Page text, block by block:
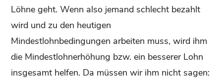
Löhne geht. Wenn also jemand schlecht bezahlt
wird und zu den heutigen
Mindestlohnbedingungen arbeiten muss, wird ihm
die Mindestlohnerhöhung bzw. ein besserer Lohn
insgesamt helfen. Da müssen wir ihm nicht sagen: